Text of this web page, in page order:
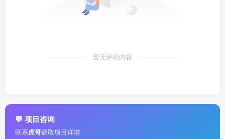
暂无评论内容
💬 项目咨询
联系 虎哥获取项目详情